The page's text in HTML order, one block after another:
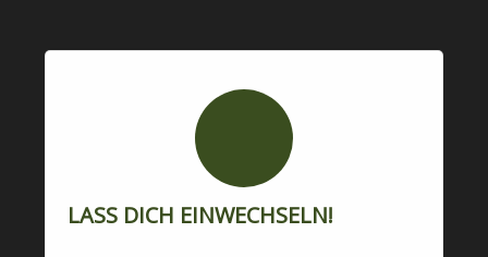
LASS DICH EINWECHSELN!